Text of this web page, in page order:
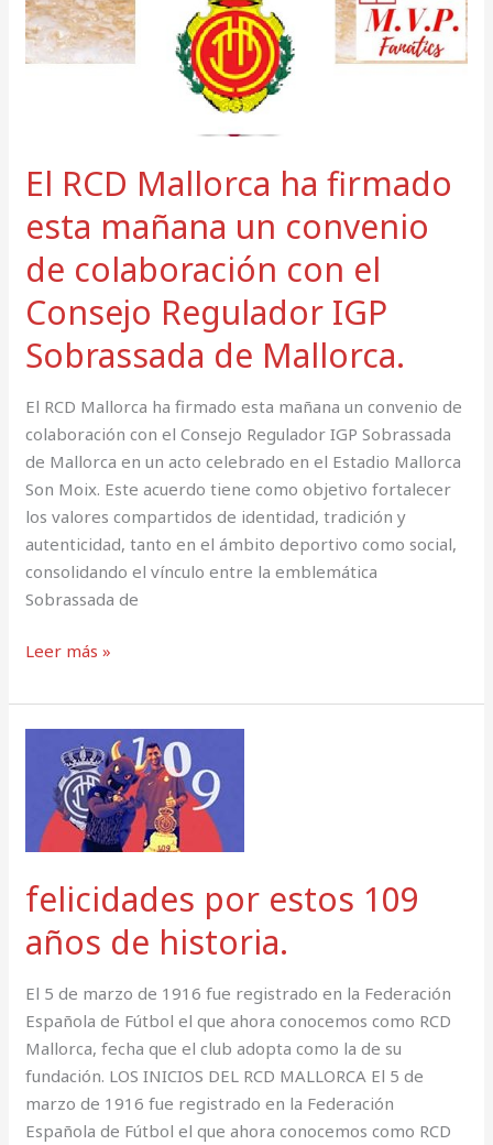
El RCD Mallorca ha firmado
esta mañana un convenio
de colaboración con el
Consejo Regulador IGP
Sobrassada de Mallorca.
El RCD Mallorca ha firmado esta mañana un convenio de
colaboración con el Consejo Regulador IGP Sobrassada
de Mallorca en un acto celebrado en el Estadio Mallorca
Son Moix. Este acuerdo tiene como objetivo fortalecer
los valores compartidos de identidad, tradición y
autenticidad, tanto en el ámbito deportivo como social,
consolidando el vínculo entre la emblemática
Sobrassada de
IGP
Sobrassada
Leer más »
felicidades por estos 109
años de historia.
El 5 de marzo de 1916 fue registrado en la Federación
Española de Fútbol el que ahora conocemos como RCD
Mallorca, fecha que el club adopta como la de su
fundación. LOS INICIOS DEL RCD MALLORCA El 5 de
marzo de 1916 fue registrado en la Federación
Española de Fútbol el que ahora conocemos como RCD
felicidades
estos
109
años
historia.